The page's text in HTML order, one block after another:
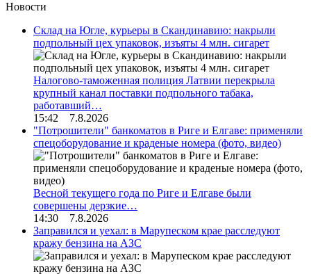
Новости
Склад на Югле, курьеры в Скандинавию: накрыли
подпольный цех упаковок, изъяты 4 млн. сигарет
Налогово-таможенная полиция Латвии перекрыла
крупный канал поставки подпольного табака,
работавший…
15:42 7.8.2026
"Потрошители" банкоматов в Риге и Елгаве: применяли
спецоборудование и краденые номера (фото, видео)
Весной текущего года по Риге и Елгаве были
совершены дерзкие…
14:30 7.8.2026
Заправился и уехал: в Марупеском крае расследуют
кражу бензина на АЗС